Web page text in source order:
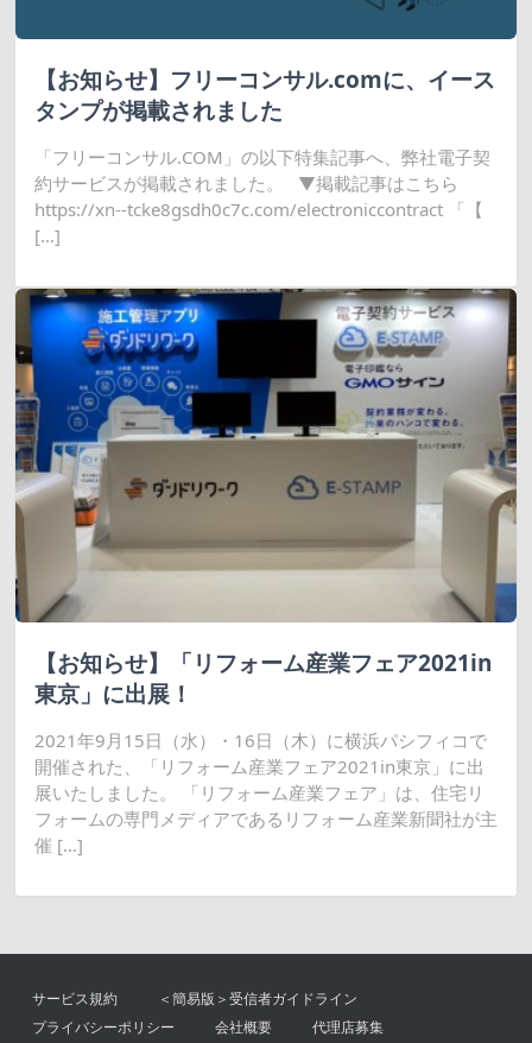
【お知らせ】フリーコンサル.comに、イース
タンプが掲載されました
「フリーコンサル.COM」の以下特集記事へ、弊社電子契
約サービスが掲載されました。 ▼掲載記事はこちら
https://xn--tcke8gsdh0c7c.com/electroniccontract 「【
[…]
【お知らせ】「リフォーム産業フェア2021in
東京」に出展！
2021年9月15日（水）・16日（木）に横浜パシフィコで
開催された、「リフォーム産業フェア2021in東京」に出
展いたしました。 「リフォーム産業フェア」は、住宅リ
フォームの専門メディアであるリフォーム産業新聞社が主
催 […]
サービス規約
＜簡易版＞受信者ガイドライン
プライバシーポリシー
会社概要 代理店募集